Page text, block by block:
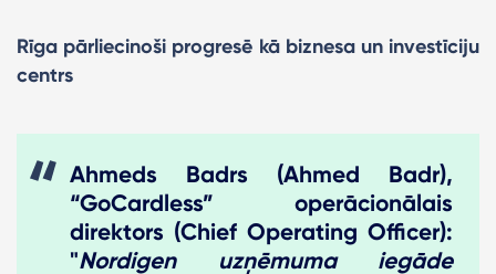
Rīga pārliecinoši progresē kā biznesa un investīciju
centrs
Ahmeds Badrs (Ahmed Badr),
“GoCardless” operācionālais
direktors (Chief Operating Officer):
"Nordigen uzņēmuma iegāde